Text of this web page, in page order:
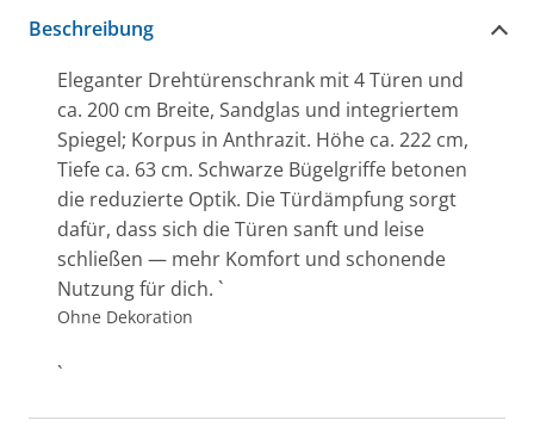
Beschreibung
Eleganter Drehtürenschrank mit 4 Türen und
ca. 200 cm Breite, Sandglas und integriertem
Spiegel; Korpus in Anthrazit. Höhe ca. 222 cm,
Tiefe ca. 63 cm. Schwarze Bügelgriffe betonen
die reduzierte Optik. Die Türdämpfung sorgt
dafür, dass sich die Türen sanft und leise
schließen — mehr Komfort und schonende
Nutzung für dich. `
Ohne Dekoration
`